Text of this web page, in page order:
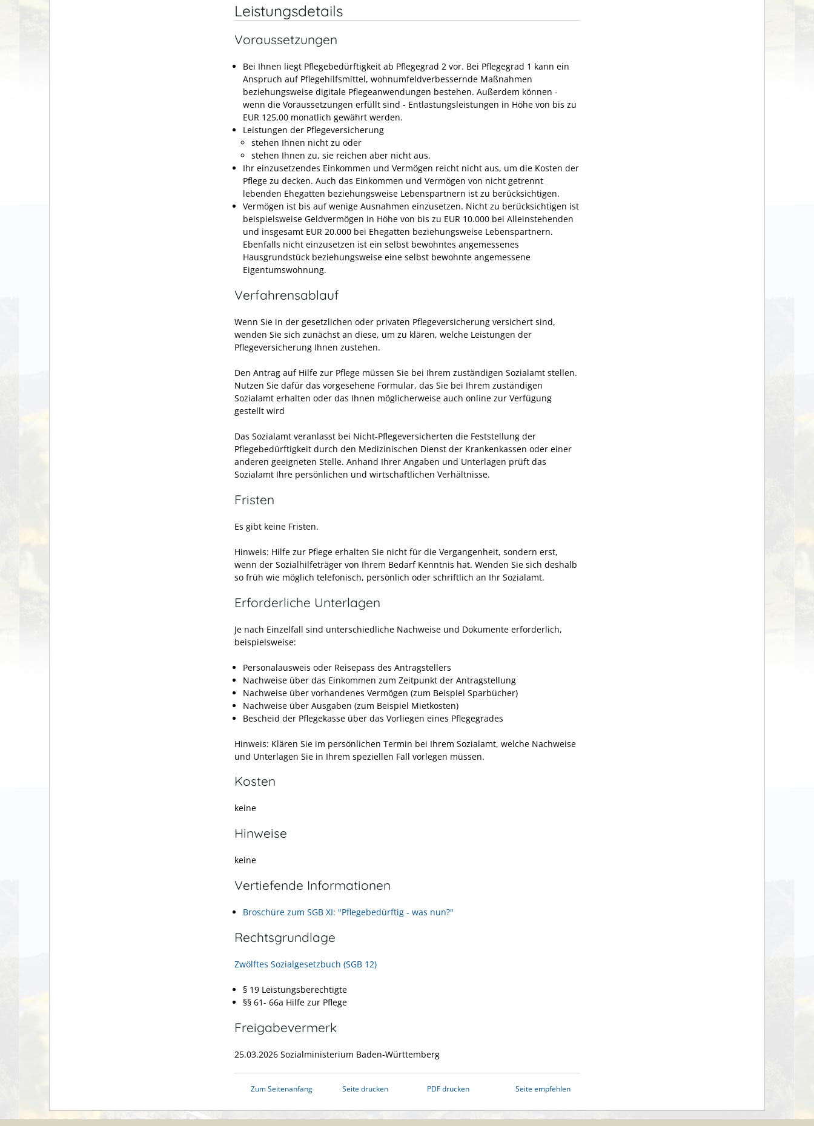
Leistungsdetails
Voraussetzungen
Bei Ihnen liegt Pflegebedürftigkeit ab Pflegegrad 2 vor. Bei Pflegegrad 1 kann ein
Anspruch auf Pflegehilfsmittel, wohnumfeldverbessernde Maßnahmen
beziehungsweise digitale Pflegeanwendungen bestehen. Außerdem können -
wenn die Voraussetzungen erfüllt sind - Entlastungsleistungen in Höhe von bis zu
EUR 125,00 monatlich gewährt werden.
Leistungen der Pflegeversicherung
stehen Ihnen nicht zu oder
stehen Ihnen zu, sie reichen aber nicht aus.
Ihr einzusetzendes Einkommen und Vermögen reicht nicht aus, um die Kosten der
Pflege zu decken. Auch das Einkommen und Vermögen von nicht getrennt
lebenden Ehegatten beziehungsweise Lebenspartnern ist zu berücksichtigen.
Vermögen ist bis auf wenige Ausnahmen einzusetzen. Nicht zu berücksichtigen ist
beispielsweise Geldvermögen in Höhe von bis zu EUR 10.000 bei Alleinstehenden
und insgesamt EUR 20.000 bei Ehegatten beziehungsweise Lebenspartnern.
Ebenfalls nicht einzusetzen ist ein selbst bewohntes angemessenes
Hausgrundstück beziehungsweise eine selbst bewohnte angemessene
Eigentumswohnung.
Verfahrensablauf
Wenn Sie in der gesetzlichen oder privaten Pflegeversicherung versichert sind,
wenden Sie sich zunächst an diese, um zu klären, welche Leistungen der
Pflegeversicherung Ihnen zustehen.
Den Antrag auf Hilfe zur Pflege müssen Sie bei Ihrem zuständigen Sozialamt stellen.
Nutzen Sie dafür das vorgesehene Formular, das Sie bei Ihrem zuständigen
Sozialamt erhalten oder das Ihnen möglicherweise auch online zur Verfügung
gestellt wird
Das Sozialamt veranlasst bei Nicht-Pflegeversicherten die Feststellung der
Pflegebedürftigkeit durch den Medizinischen Dienst der Krankenkassen oder einer
anderen geeigneten Stelle. Anhand Ihrer Angaben und Unterlagen prüft das
Sozialamt Ihre persönlichen und wirtschaftlichen Verhältnisse.
Fristen
Es gibt keine Fristen.
Hinweis: Hilfe zur Pflege erhalten Sie nicht für die Vergangenheit, sondern erst,
wenn der Sozialhilfeträger von Ihrem Bedarf Kenntnis hat. Wenden Sie sich deshalb
so früh wie möglich telefonisch, persönlich oder schriftlich an Ihr Sozialamt.
Erforderliche Unterlagen
Je nach Einzelfall sind unterschiedliche Nachweise und Dokumente erforderlich,
beispielsweise:
Personalausweis oder Reisepass des Antragstellers
Nachweise über das Einkommen zum Zeitpunkt der Antragstellung
Nachweise über vorhandenes Vermögen (zum Beispiel Sparbücher)
Nachweise über Ausgaben (zum Beispiel Mietkosten)
Bescheid der Pflegekasse über das Vorliegen eines Pflegegrades
Hinweis: Klären Sie im persönlichen Termin bei Ihrem Sozialamt, welche Nachweise
und Unterlagen Sie in Ihrem speziellen Fall vorlegen müssen.
Kosten
keine
Hinweise
keine
Vertiefende Informationen
Broschüre zum SGB XI: "Pflegebedürftig - was nun?"
Rechtsgrundlage
Zwölftes Sozialgesetzbuch (SGB 12)
§ 19 Leistungsberechtigte
§§ 61- 66a Hilfe zur Pflege
Freigabevermerk
25.03.2026 Sozialministerium Baden-Württemberg
Zum Seitenanfang Seite drucken PDF drucken Seite empfehlen